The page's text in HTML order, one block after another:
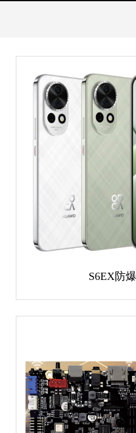
S6EX防